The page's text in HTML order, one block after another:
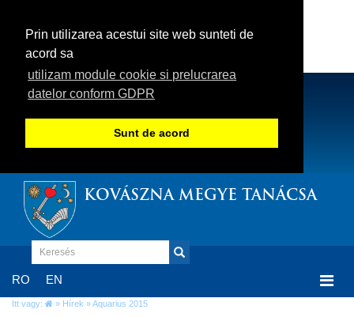
Prin utilizarea acestui site web sunteti de
acord sa
utilizam module cookie si prelucrarea
datelor conform GDPR
Sunt de acord
KOVÁSZNA MEGYE TANÁCSA
RO EN
Itt vagy: » Hírek » Aquarius 2015